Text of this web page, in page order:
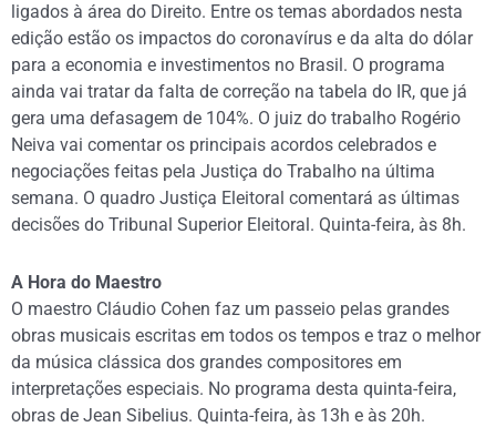
ligados à área do Direito. Entre os temas abordados nesta
edição estão os impactos do coronavírus e da alta do dólar
para a economia e investimentos no Brasil. O programa
ainda vai tratar da falta de correção na tabela do IR, que já
gera uma defasagem de 104%. O juiz do trabalho Rogério
Neiva vai comentar os principais acordos celebrados e
negociações feitas pela Justiça do Trabalho na última
semana. O quadro Justiça Eleitoral comentará as últimas
decisões do Tribunal Superior Eleitoral. Quinta-feira, às 8h.
A Hora do Maestro
O maestro Cláudio Cohen faz um passeio pelas grandes
obras musicais escritas em todos os tempos e traz o melhor
da música clássica dos grandes compositores em
interpretações especiais. No programa desta quinta-feira,
obras de Jean Sibelius. Quinta-feira, às 13h e às 20h.